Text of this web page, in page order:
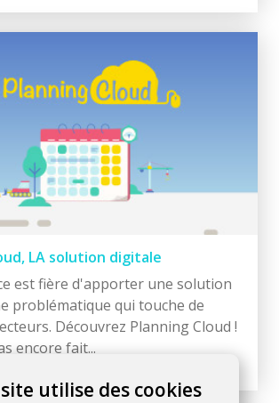
LA solution digitale
est fière d'apporter une solution
problématique qui touche de
Découvrez Planning Cloud !
encore fait...
utilise des cookies